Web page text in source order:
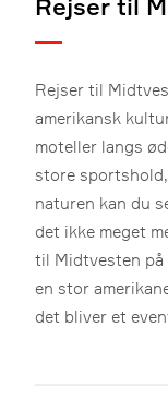
Rejser til
Rejser til
amerikansk
moteller langs
store
naturen kan du
det ikke meget
til Midtvesten
en stor
det bliver et